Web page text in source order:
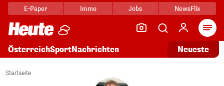
E-Paper Immo Jobs NewsFlix
ÖsterreichSportNachrichten Neueste
Startseite